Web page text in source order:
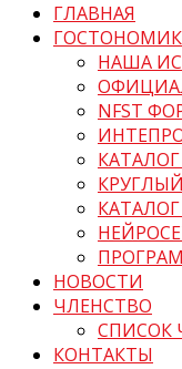
ГЛАВНАЯ
НАША
NFST
НОВОСТИ
ЧЛЕНСТВО
СПИСОК
КОНТАКТЫ